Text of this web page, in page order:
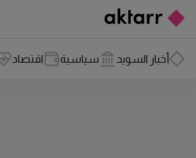
أخبار السويد سياسية اقتصاد